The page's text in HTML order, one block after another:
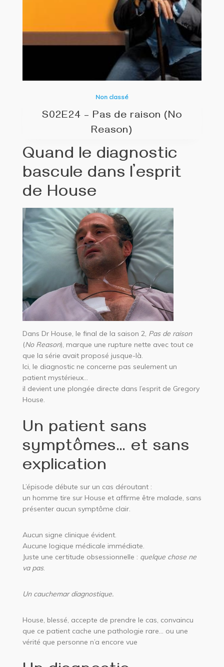
Non classé
S02E24 – Pas de raison (No
Reason)
Quand le diagnostic
bascule dans l’esprit
de House
Dans Dr House, le final de la saison 2, Pas de raison
(No Reason), marque une rupture nette avec tout ce
que la série avait proposé jusque-là.
Ici, le diagnostic ne concerne pas seulement un
patient mystérieux…
il devient une plongée directe dans l’esprit de Gregory
House.
Un patient sans
symptômes… et sans
explication
L’épisode débute sur un cas déroutant :
un homme tire sur House et affirme être malade, sans
présenter aucun symptôme clair.
Aucun signe clinique évident.
Aucune logique médicale immédiate.
Juste une certitude obsessionnelle : quelque chose ne
va pas.
Un cauchemar diagnostique.
House, blessé, accepte de prendre le cas, convaincu
que ce patient cache une pathologie rare… ou une
vérité que personne n’a encore vue